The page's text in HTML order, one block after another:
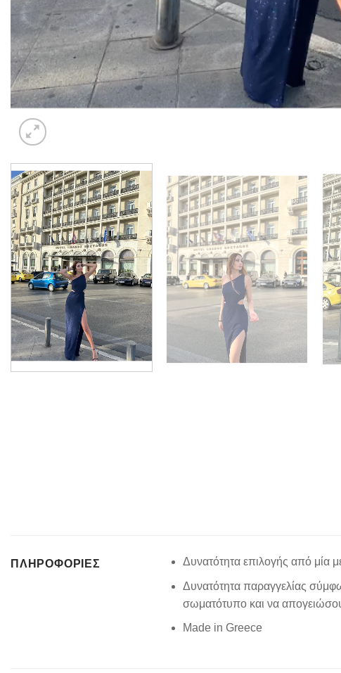
ΠΛΗΡΟΦΟΡΊΕΣ Δυνατότητα επιλογής από μία
Δυνατότητα παραγγελίας
σωματότυπο και να
Made in Greece